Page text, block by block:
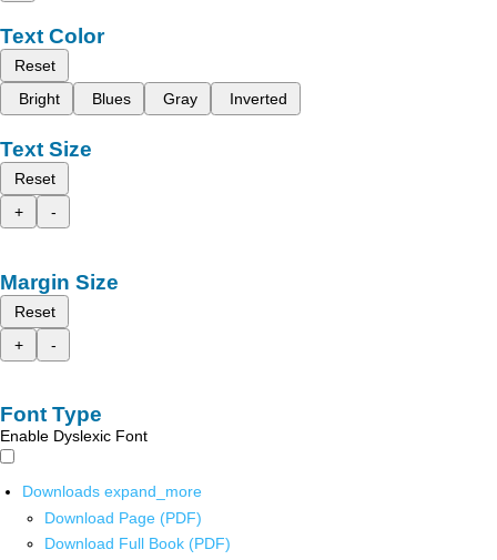
Text Color
Reset
Bright
Blues Gray Inverted
Text Size
Reset
+
-
Margin Size
Reset
+
-
Font Type
Enable Dyslexic Font
Downloads expand_more
Download Page (PDF)
Download Full Book (PDF)